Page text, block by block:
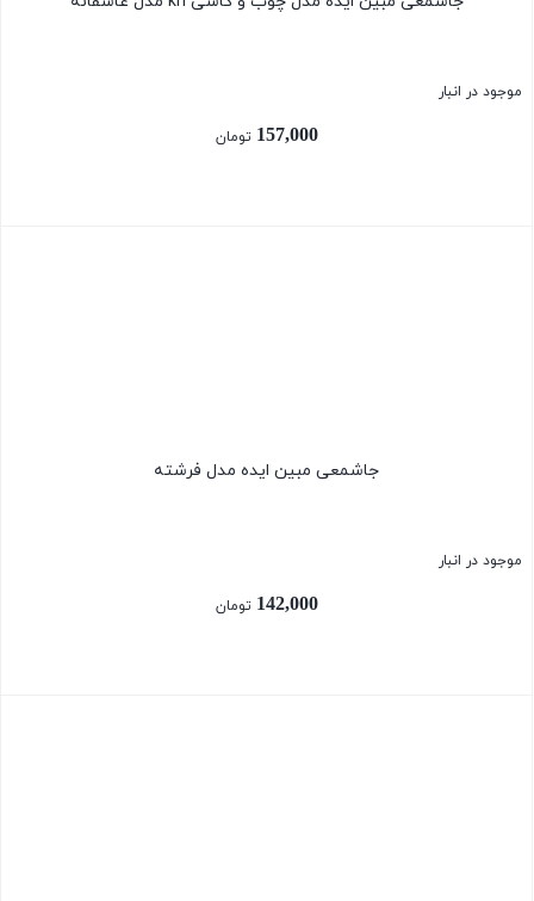
موجود در انبار
157,000 تومان
جاشمعی مبین ایده مدل فرشته
موجود در انبار
142,000 تومان